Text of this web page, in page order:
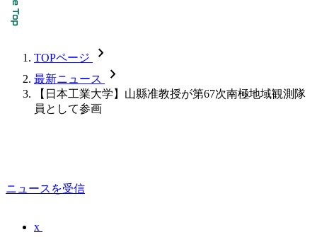
TOPページ chevron_forward
最新ニュース chevron_forward
【日本工業大学】山縣准教授が第67次南極地域観測隊
員として参画
ニュースを受信
x